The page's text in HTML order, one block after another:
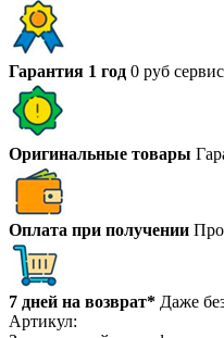
Гарантия 1 год 0 руб
Оригинальные товары
Оплата при получении
7 дней на возврат* Даже
Артикул: